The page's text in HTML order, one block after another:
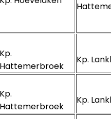
Kp.
Hattemerbroek
Kp.
Kp.
Hattemerbroek
Kp.